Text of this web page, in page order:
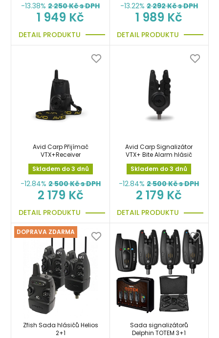
-13.38% 2 250Kč s DPH
1 949 Kč
DETAIL PRODUKTU
-13.22% 2 292Kč s DPH
1 989 Kč
DETAIL PRODUKTU
Avid Carp Přijímač
VTX+Receiver
Skladem do 3 dnů
-12.84% 2 500Kč s DPH
2 179 Kč
DETAIL PRODUKTU
Avid Carp Signalizátor
VTX+ Bite Alarm hlásič
Skladem do 3 dnů
-12.84% 2 500Kč s DPH
2 179 Kč
DETAIL PRODUKTU
DOPRAVA ZDARMA
Zfish Sada hlásičů Helios
2+1
Sada signalizátorů
Delphin TOTEM 3+1